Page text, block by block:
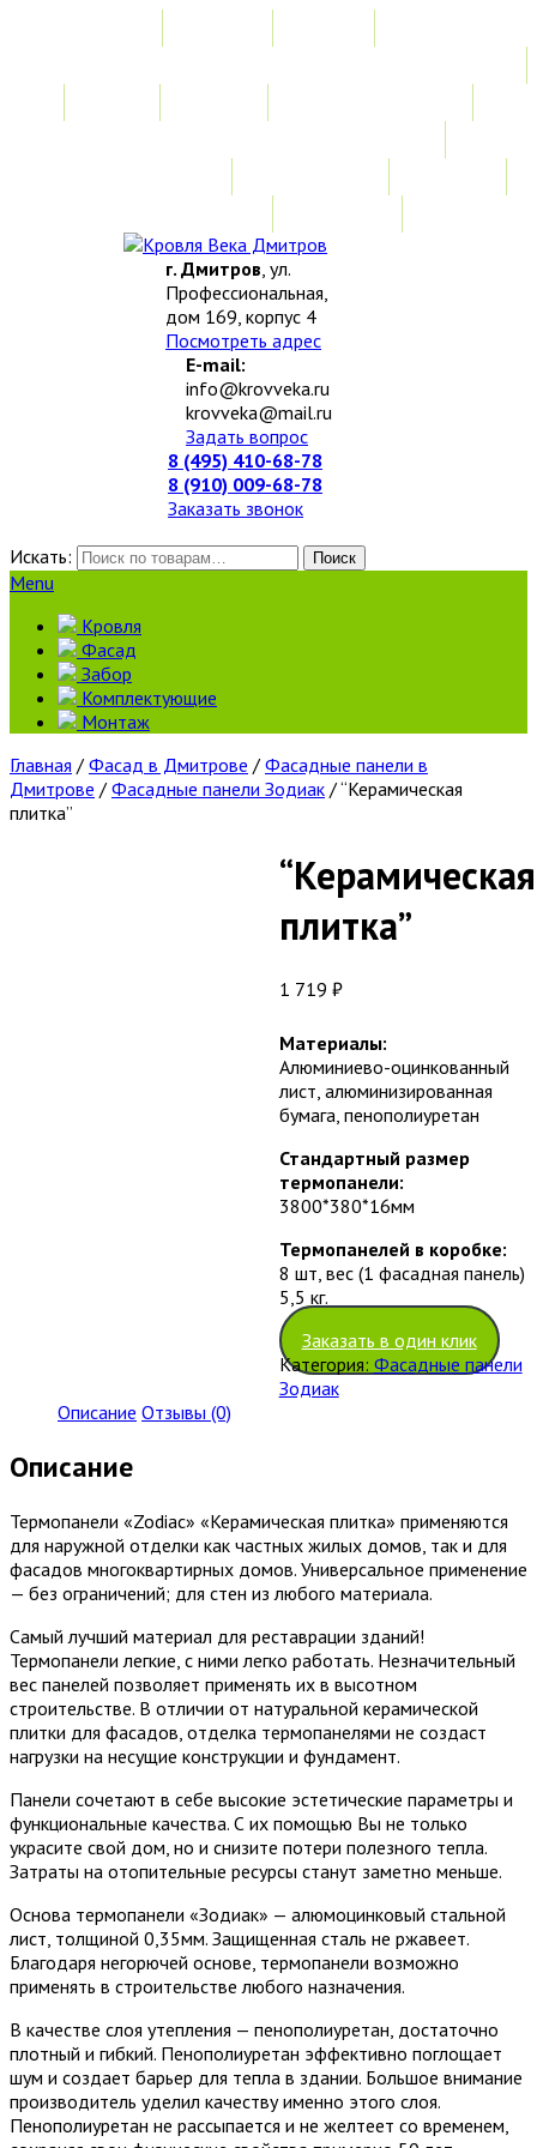
г. Дмитров, ул.
Профессиональная,
дом 169, корпус 4
Посмотреть адрес
E-mail:
info@krovveka.ru
krovveka@mail.ru
Задать вопрос
8 (495) 410-68-78
8 (910) 009-68-78
Заказать звонок
Искать:
Поиск
Menu
Кровля
Фасад
Забор
Комплектующие
Монтаж
Главная / Фасад в Дмитрове / Фасадные панели в
Дмитрове / Фасадные панели Зодиак / “Керамическая
плитка”
“Керамическая
плитка”
1 719 ₽
Материалы:
Алюминиево-оцинкованный
лист, алюминизированная
бумага, пенополиуретан
Стандартный размер
термопанели:
3800*380*16мм
Термопанелей в коробке:
8 шт, вес (1 фасадная панель)
5,5 кг.
Заказать в один клик
Категория: Фасадные панели
Зодиак
Описание Отзывы (0)
Описание
Термопанели «Zodiac» «Керамическая плитка» применяются
для наружной отделки как частных жилых домов, так и для
фасадов многоквартирных домов. Универсальное применение
— без ограничений; для стен из любого материала.
Самый лучший материал для реставрации зданий!
Термопанели легкие, с ними легко работать. Незначительный
вес панелей позволяет применять их в высотном
строительстве. В отличии от натуральной керамической
плитки для фасадов, отделка термопанелями не создаст
нагрузки на несущие конструкции и фундамент.
Панели сочетают в себе высокие эстетические параметры и
функциональные качества. С их помощью Вы не только
украсите свой дом, но и снизите потери полезного тепла.
Затраты на отопительные ресурсы станут заметно меньше.
Основа термопанели «Зодиак» — алюмоцинковый стальной
лист, толщиной 0,35мм. Защищенная сталь не ржавеет.
Благодаря негорючей основе, термопанели возможно
применять в строительстве любого назначения.
В качестве слоя утепления — пенополиуретан, достаточно
плотный и гибкий. Пенополиуретан эффективно поглощает
шум и создает барьер для тепла в здании. Большое внимание
производитель уделил качеству именно этого слоя.
Пенополиуретан не рассыпается и не желтеет со временем,